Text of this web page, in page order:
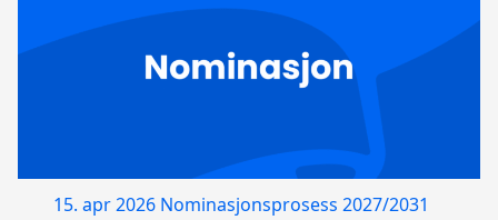
15. apr 2026 Nominasjonsprosess 2027/2031